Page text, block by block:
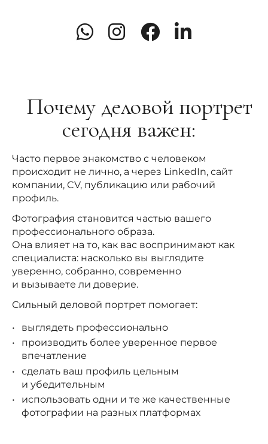
Почему деловой портрет
сегодня важен:
Часто первое знакомство с человеком
происходит не лично, а через LinkedIn, сайт
компании, CV, публикацию или рабочий
профиль.
Фотография становится частью вашего
профессионального образа.
Она влияет на то, как вас воспринимают как
специалиста: насколько вы выглядите
уверенно, собранно, современно
и вызываете ли доверие.
Сильный деловой портрет помогает:
выглядеть профессионально
производить более уверенное первое
впечатление
сделать ваш профиль цельным
и убедительным
использовать одни и те же качественные
фотографии на разных платформах